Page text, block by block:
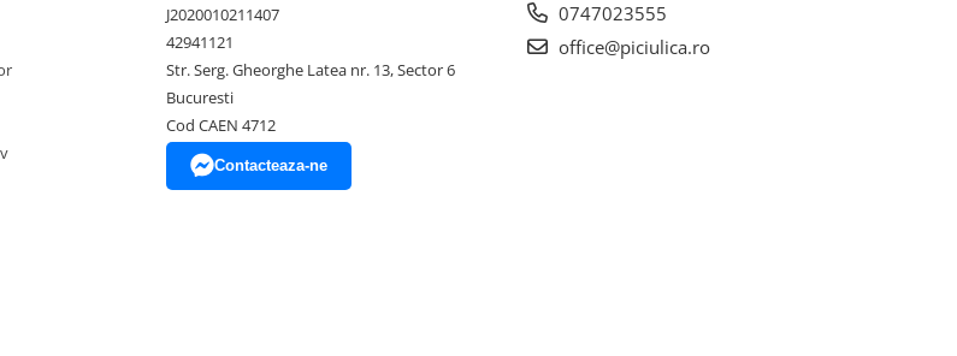
J2020010211407
42941121
Str. Serg. Gheorghe Latea nr. 13, Sector 6
Bucuresti
Cod CAEN 4712
Contacteaza-ne
0747023555
office@piciulica.ro